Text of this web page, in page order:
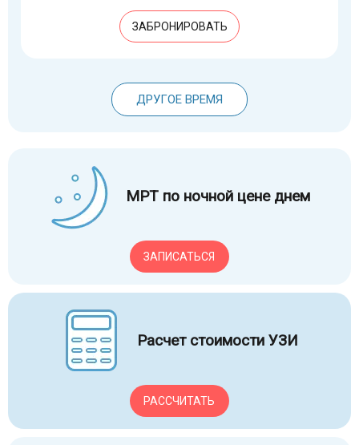
ЗАБРОНИРОВАТЬ
ДРУГОЕ ВРЕМЯ
МРТ по ночной цене днем
ЗАПИСАТЬСЯ
Расчет стоимости УЗИ
РАССЧИТАТЬ